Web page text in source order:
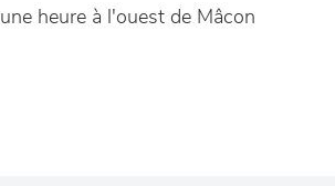
heure à l'ouest de Mâcon